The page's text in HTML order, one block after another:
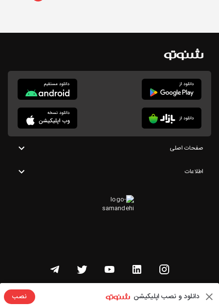
دانلود و نصب اپلیکیشن نصب
صفحات اصلی
اطلاعات
تمامی حقوق این وبسایت متعلق به شنوتو است